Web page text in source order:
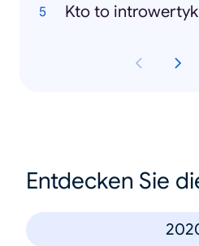
Kto to introwertyk
Entdecken Sie